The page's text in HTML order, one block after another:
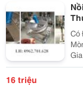
Có
16 triệu